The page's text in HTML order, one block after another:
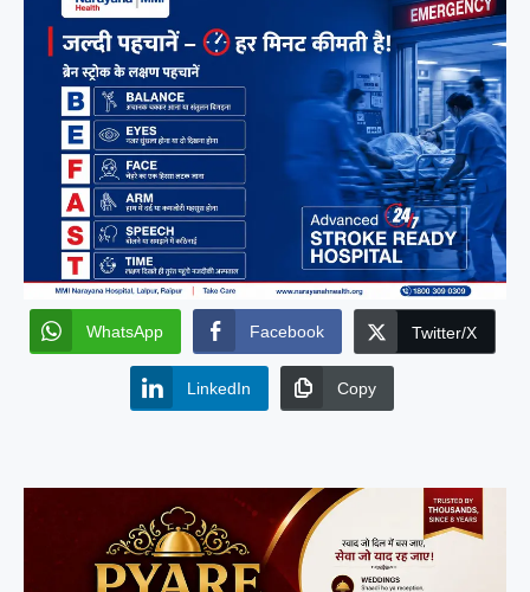
WhatsApp Facebook Twitter/X
LinkedIn Copy